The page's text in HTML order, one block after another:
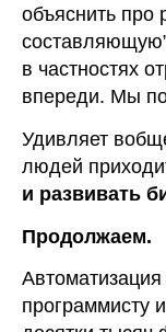
объяснить про
в частностях
впереди. Мы
Удивляет
людей
и развивать
Продолжаем.
программисту